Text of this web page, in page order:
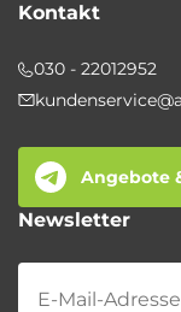
Kontakt
030 - 22012952
Angebote
Newsletter
Newsletter